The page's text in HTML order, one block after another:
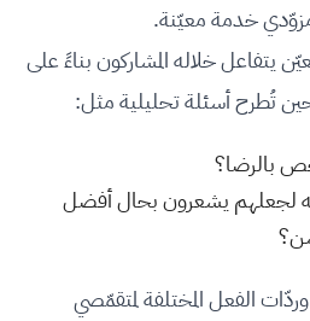
خدمة معيّنة.
يتفاعل خلاله المشاركون بناءً على
حين تُطرح أسئلة تحليلية مثل:
بالرضا؟
لجعلهم يشعرون بحال أفضل
الفعل المختلفة لمتقمّصي